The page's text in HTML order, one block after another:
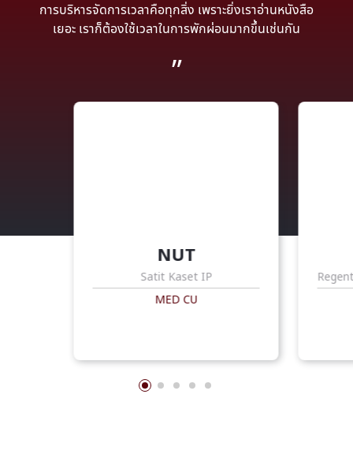
การบริหารจัดการเวลาคือทุกสิ่ง เพราะยิ่งเราอ่านหนังสือ
เยอะ เราก็ต้องใช้เวลาในการพักผ่อนมากขึ้นเช่นกัน
NUT
Satit Kaset IP
MED CU